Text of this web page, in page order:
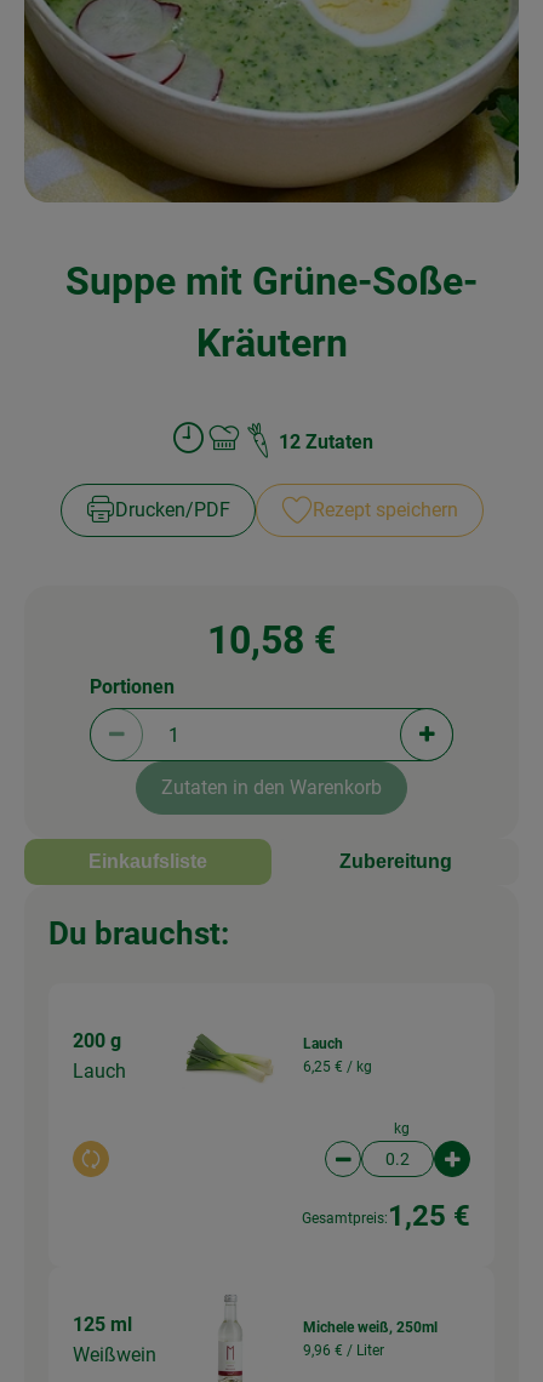
Kochen & Backen
Naturkost
Drogerie
Blog
Veranstaltungen
Suppe mit Grüne-Soße-
Kräutern
Zubreitungszeit:
Schwierigkeit:
12 Zutaten
Drucken​/​PDF Rezept speichern
10,58 €
Portionen verringern (aktuell 1 Portionen
Portionen
Portionen
Zutaten in den Warenkorb
Einkaufsliste Zubereitung
Du brauchst:
200 g
Lauch
Auswahl ändern
Lauch
6,25 € / kg
kg
Artikelanzahl
Gesamtpreis: 1,25 €
125 ml
Weißwein
Michele weiß, 250ml
9,96 € / Liter